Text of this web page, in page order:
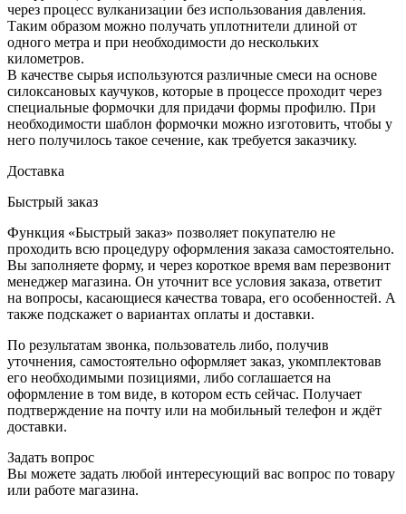
через процесс вулканизации без использования давления.
Таким образом можно получать уплотнители длиной от
одного метра и при необходимости до нескольких
километров.
В качестве сырья используются различные смеси на основе
силоксановых каучуков, которые в процессе проходит через
специальные формочки для придачи формы профилю. При
необходимости шаблон формочки можно изготовить, чтобы у
него получилось такое сечение, как требуется заказчику.
Доставка
Быстрый заказ
Функция «Быстрый заказ» позволяет покупателю не
проходить всю процедуру оформления заказа самостоятельно.
Вы заполняете форму, и через короткое время вам перезвонит
менеджер магазина. Он уточнит все условия заказа, ответит
на вопросы, касающиеся качества товара, его особенностей. А
также подскажет о вариантах оплаты и доставки.
По результатам звонка, пользователь либо, получив
уточнения, самостоятельно оформляет заказ, укомплектовав
его необходимыми позициями, либо соглашается на
оформление в том виде, в котором есть сейчас. Получает
подтверждение на почту или на мобильный телефон и ждёт
доставки.
Задать вопрос
Вы можете задать любой интересующий вас вопрос по товару
или работе магазина.